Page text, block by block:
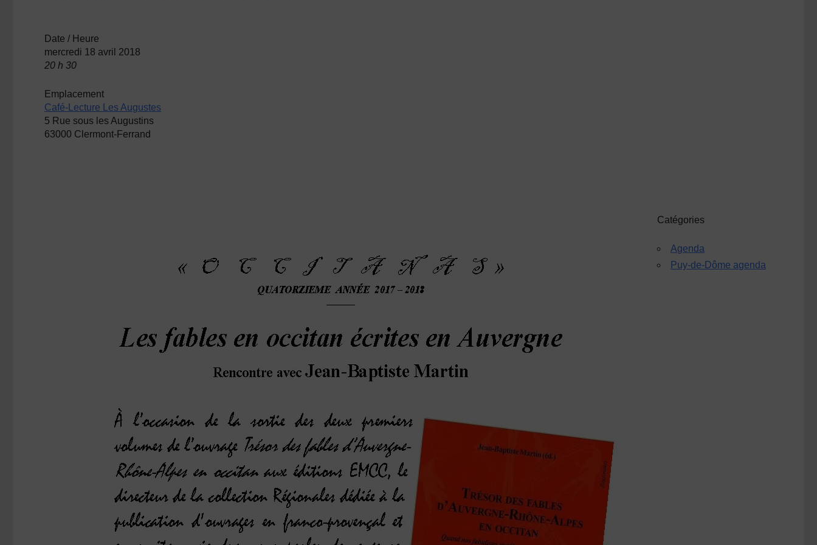
Date / Heure
mercredi 18 avril 2018
20 h 30
Emplacement
Café-Lecture Les Augustes
5 Rue sous les Augustins
63000 Clermont-Ferrand
Catégories
Agenda
Puy-de-Dôme agenda